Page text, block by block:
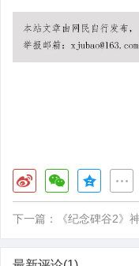
下一篇： 《纪念碑谷2》